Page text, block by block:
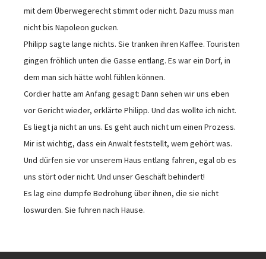
mit dem Überwegerecht stimmt oder nicht. Dazu muss man
nicht bis Napoleon gucken.
Philipp sagte lange nichts. Sie tranken ihren Kaffee. Touristen
gingen fröhlich unten die Gasse entlang. Es war ein Dorf, in
dem man sich hätte wohl fühlen können.
Cordier hatte am Anfang gesagt: Dann sehen wir uns eben
vor Gericht wieder, erklärte Philipp. Und das wollte ich nicht.
Es liegt ja nicht an uns. Es geht auch nicht um einen Prozess.
Mir ist wichtig, dass ein Anwalt feststellt, wem gehört was.
Und dürfen sie vor unserem Haus entlang fahren, egal ob es
uns stört oder nicht. Und unser Geschäft behindert!
Es lag eine dumpfe Bedrohung über ihnen, die sie nicht
loswurden. Sie fuhren nach Hause.